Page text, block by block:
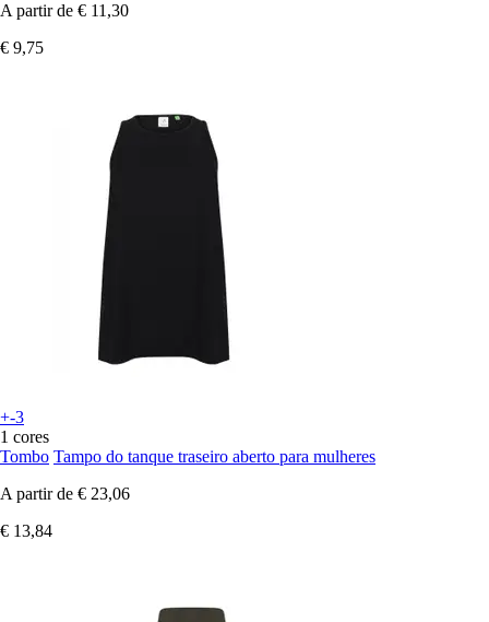
A partir de € 11,30
€ 9,75
+-3
1 cores
Tombo Tampo do tanque traseiro aberto para mulheres
A partir de € 23,06
€ 13,84